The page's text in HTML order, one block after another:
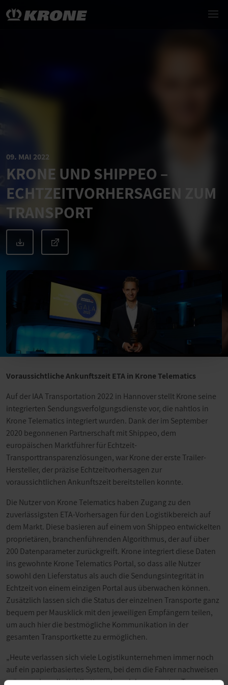
09. MAI 2022
KRONE UND SHIPPEO –
ECHTZEITVORHERSAGEN ZUM
TRANSPORT
Voraussichtliche Ankunftszeit ETA in Krone Telematics
Auf der IAA Transportation 2022 in Hannover stellt Krone seine
integrierten Sendungsverfolgungsdienste vor, die nahtlos in
Krone Telematics integriert wurden. Dank der im September
2020 begonnenen Partnerschaft mit Shippeo, dem
europäischen Marktführer für Echtzeit-
Transporttransparenzlösungen, war Krone der erste Trailer-
Hersteller, der präzise Echtzeitvorhersagen zur
voraussichtlichen Ankunftszeit bereitstellen konnte.
Die Nutzer von Krone Telematics haben Zugang zu den
zuverlässigsten ETA-Vorhersagen für den Logistikbereich auf
dem Markt. Diese basieren auf einem von Shippeo entwickelten
proprietären, branchenführenden Algorithmus, der auf über
200 Datenparameter zurückgreift. Krone integriert diese Daten
ins gewohnte Krone Telematics Portal, so dass alle Nutzer
sowohl den Lieferstatus als auch die Sendungsintegrität in
Echtzeit von einem einzigen Portal aus überwachen können.
Zusätzlich lassen sich die Status der einzelnen Transporte ganz
bequem per Mausklick mit den jeweiligen Empfängern teilen,
um auch hier die bestmögliche Kommunikation in der
gesamten Transportkette zu ermöglichen.
„Heute verlassen sich viele Logistikunternehmen immer noch
auf ein papierbasiertes System, bei dem die Fahrer nachweisen
müssen, dass die Kühlkette während des gesamten Transportes